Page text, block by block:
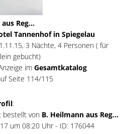
Reg...
Tannenhof in Spiegelau
3 Nächte, 4 Personen ( für
gebucht)
im Gesamtkatalog
Seite 114/115
:
bestellt von B. Heilmann aus Reg...
um 08:20 Uhr - ID: 176044